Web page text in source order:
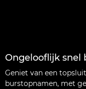
Ongelooflijk snel
Geniet van een
burstopnamen, met